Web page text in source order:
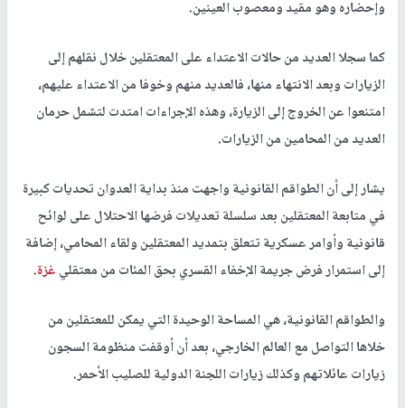
وإحضاره وهو مقيد ومعصوب العينين.
كما سجلا العديد من حالات الاعتداء على المعتقلين خلال نقلهم إلى
الزيارات وبعد الانتهاء منها، فالعديد منهم وخوفا من الاعتداء عليهم،
امتنعوا عن الخروج إلى الزيارة، وهذه الإجراءات امتدت لتشمل حرمان
العديد من المحامين من الزيارات.
يشار إلى أن الطواقم القانونية واجهت منذ بداية العدوان تحديات كبيرة
في متابعة المعتقلين بعد سلسلة تعديلات فرضها الاحتلال على لوائح
قانونية وأوامر عسكرية تتعلق بتمديد المعتقلين ولقاء المحامي، إضافة
إلى استمرار فرض جريمة الإخفاء القسري بحق المئات من معتقليغزة.
والطواقم القانونية، هي المساحة الوحيدة التي يمكن للمعتقلين من
خلاها التواصل مع العالم الخارجي، بعد أن أوقفت منظومة السجون
زيارات عائلاتهم وكذلك زيارات اللجنة الدولية للصليب الأحمر.